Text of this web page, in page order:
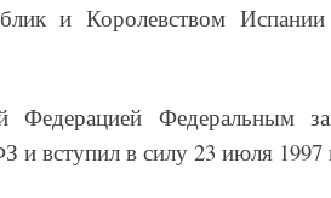
и Королевством
Федерацией Федеральным
и вступил в силу 23 июля 1997